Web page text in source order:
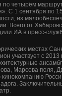
по четырём
С 1 сентября по
из
Всего от
ИА в пресс-
местах
участвует с
Марсова поля,